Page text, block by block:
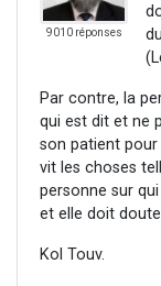
9010 réponses
Par contre, la
qui est dit et ne
son patient
vit les choses
personne sur
et elle doit
Kol Touv.